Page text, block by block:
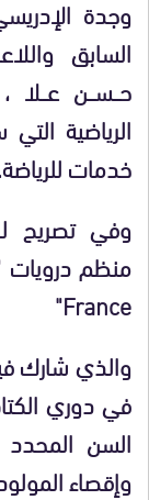
وجدة
السابق
حـــســـن
الرياضية
خدمات
وفي تصريح
France"
والذي شارك
السن
وإقصاء